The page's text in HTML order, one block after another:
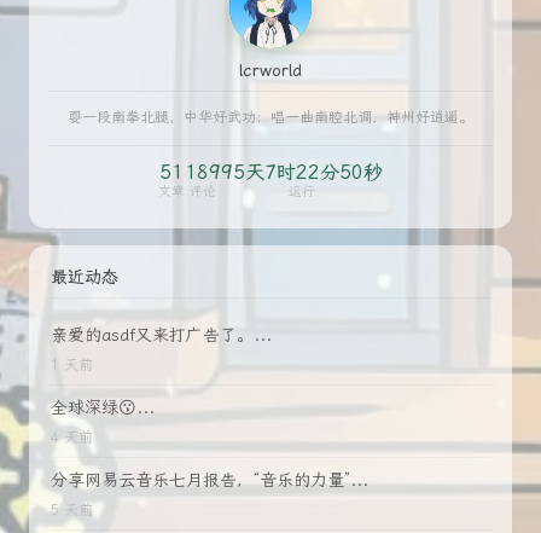
lcrworld
耍一段南拳北腿，中华好武功；唱一曲南腔北调，神州好逍遥。
51
文章
189
评论
95天7时22分51秒
运行
最近动态
亲爱的asdf又来打广告了。...
1 天前
全球深绿😗...
4 天前
分享网易云音乐七月报告，“音乐的力量”...
5 天前